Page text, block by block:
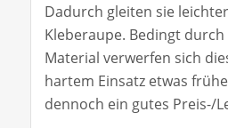
Dadurch gleiten sie
Kleberaupe. Bedingt
Material verwerfen sich
hartem Einsatz etwas
dennoch ein gutes Preis-/